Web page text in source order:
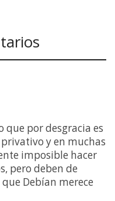
que por desgracia es
y en muchas
imposible hacer
pero deben de
Debían merece